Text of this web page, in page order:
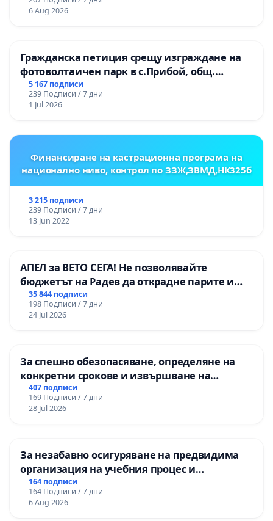
6 Aug 2026
Гражданска петиция срещу изграждане на
фотоволтаичен парк в с.Прибой, общ.
Радомир
5 167 подписи
239 Подписи / 7 дни
1 Jul 2026
Финансиране на кастрационна програма на
национално ниво, контрол по ЗЗЖ,ЗВМД,НК325б
3 215 подписи
239 Подписи / 7 дни
13 Jun 2022
АПЕЛ за ВЕТО СЕГА! Не позволявайте
бюджетът на Радев да открадне парите и
правата ни в тъмното
35 844 подписи
198 Подписи / 7 дни
24 Jul 2026
За спешно обезопасяване, определяне на
конкретни срокове и извършване на
цялостна рехабилитация на
републиканския път между пътен възел АМ
„Тракия“ - гр. Ихтиман - с. Мирово - к.к.
407 подписи
169 Подписи / 7 дни
28 Jul 2026
За незабавно осигуряване на предвидима
организация на учебния процес и
гарантиране на правото на равнопоставено
и качествено образование на учениците от
ОУ „Княз Александър I“ и Хуманитарна
164 подписи
164 Подписи / 7 дни
6 Aug 2026